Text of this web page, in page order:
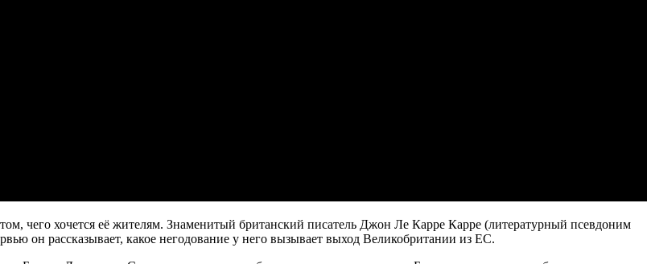
чего хочется её жителям. Знаменитый британский писатель Джон Ле Карре Карре (литературный псевдоним
он рассказывает, какое негодование у него вызывает выход Великобритании из ЕС.